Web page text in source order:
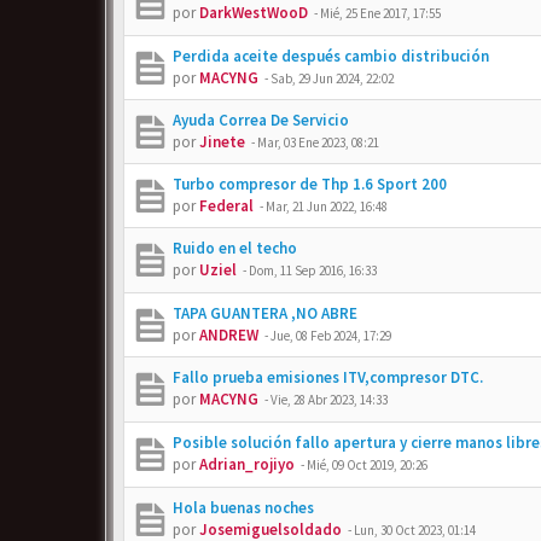
porDarkWestWooD - Mié, 25 Ene 2017, 17:55
Perdida aceite después cambio distribución
porMACYNG - Sab, 29 Jun 2024, 22:02
Ayuda Correa De Servicio
porJinete - Mar, 03 Ene 2023, 08:21
Turbo compresor de Thp 1.6 Sport 200
porFederal - Mar, 21 Jun 2022, 16:48
Ruido en el techo
porUziel - Dom, 11 Sep 2016, 16:33
TAPA GUANTERA ,NO ABRE
porANDREW -Jue, 08 Feb 2024, 17:29
Fallo prueba emisiones ITV,compresor DTC.
porMACYNG -Vie, 28 Abr 2023, 14:33
Posible solución fallo apertura y cierre manos
porAdrian_rojiyo - Mié, 09 Oct 2019, 20:26
Hola buenas noches
porJosemiguelsoldado - Lun, 30 Oct 2023, 01:14